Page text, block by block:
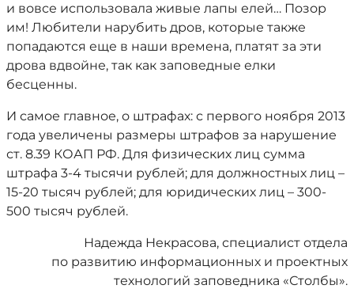
и вовсе использовала живые лапы елей… Позор
им! Любители нарубить дров, которые также
попадаются еще в наши времена, платят за эти
дрова вдвойне, так как заповедные елки
бесценны.
И самое главное, о штрафах: с первого ноября 2013
года увеличены размеры штрафов за нарушение
ст. 8.39 КОАП РФ. Для физических лиц сумма
штрафа 3-4 тысячи рублей; для должностных лиц –
15-20 тысяч рублей; для юридических лиц – 300-
500 тысяч рублей.
Надежда Некрасова, специалист отдела
по развитию информационных и проектных
технологий заповедника «Столбы».